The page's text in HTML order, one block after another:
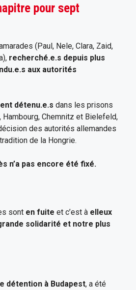
pour sept
(Paul, Nele, Clara, Zaid,
recherché.e.s depuis plus
aux autorités
détenu.e.s dans les prisons
Chemnitz et Bielefeld,
des autorités allemandes
de la Hongrie.
n’a pas encore été fixé.
sont en fuite et c’est à elleux
solidarité et notre plus
détention à Budapest, a été